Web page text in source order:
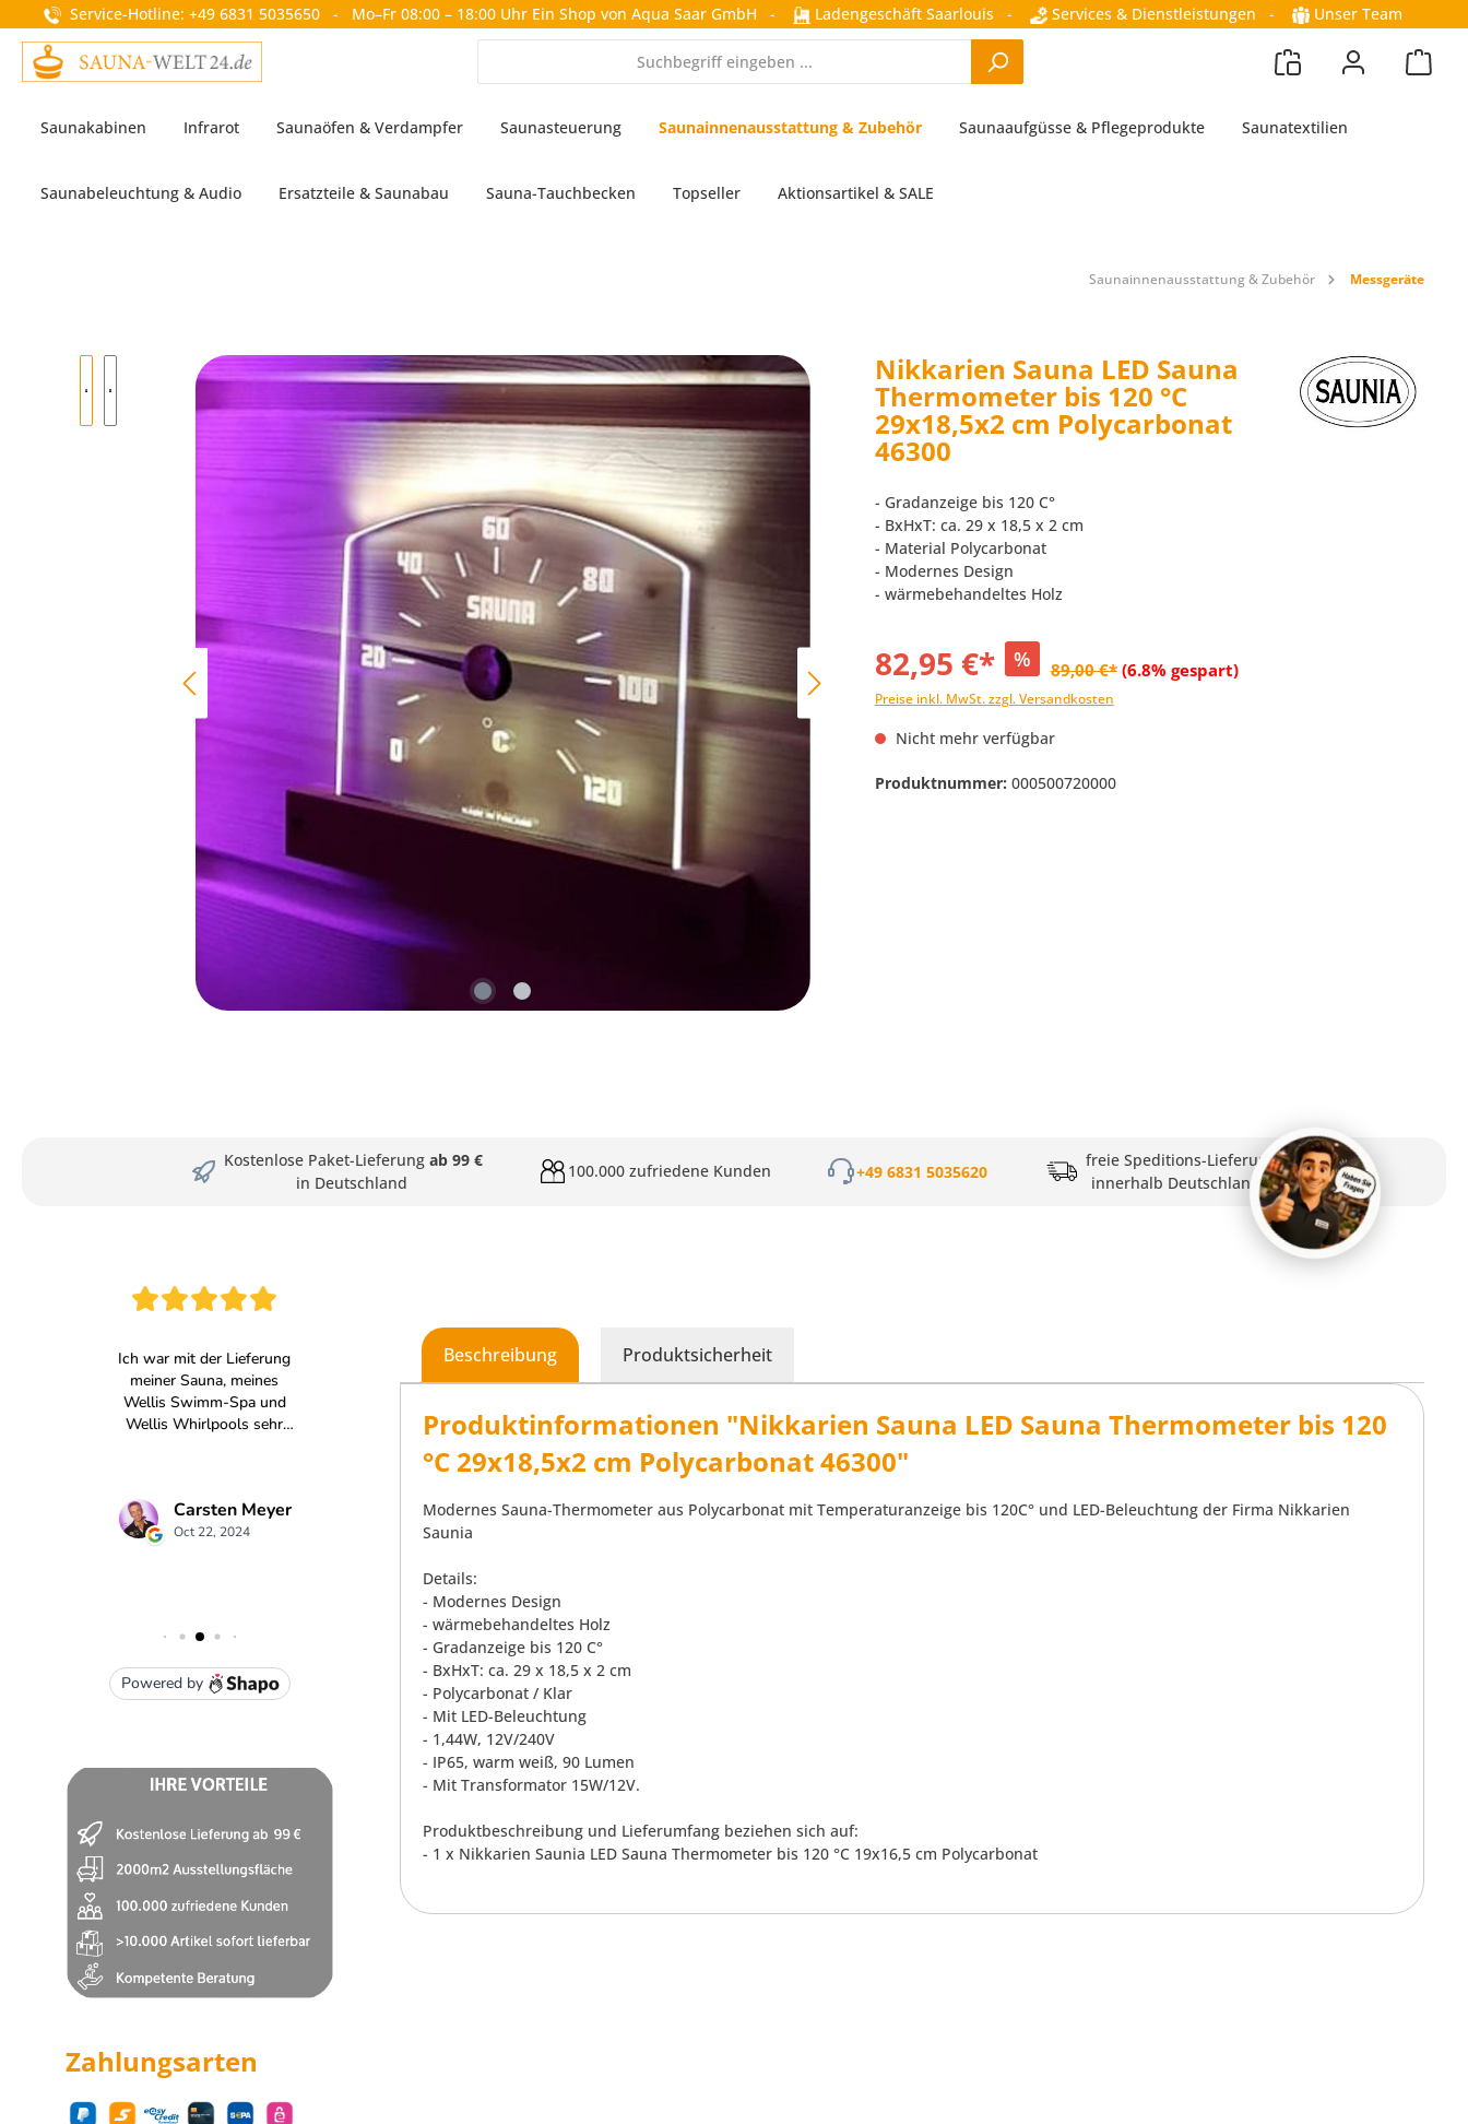
Zur Hauptnavigation springen
Service-Hotline: +49 6831 5035650 - Mo–Fr 08:00 – 18:00 Uhr Ein Shop von Aqua Saar GmbH - Ladengeschäft Saarlouis - Services & Dienstleistungen - Unser Team
Saunakabinen Infrarot Saunaöfen & Verdampfer Saunasteuerung Saunainnenausstattung & Zubehör Saunaaufgüsse & Pflegeprodukte Saunatextilien
Saunabeleuchtung & Audio Ersatzteile & Saunabau Sauna-Tauchbecken Topseller Aktionsartikel & SALE
Saunainnenausstattung & Zubehör Messgeräte
Bildergalerie überspringen Nikkarien Sauna LED Sauna
Thermometer bis 120 °C
29x18,5x2 cm Polycarbonat
46300
- Gradanzeige bis 120 C°
- BxHxT: ca. 29 x 18,5 x 2 cm
- Material Polycarbonat
- Modernes Design
- wärmebehandeltes Holz
82,95 €* % 89,00 €* (6.8% gespart)
Preise inkl. MwSt. zzgl. Versandkosten
Nicht mehr verfügbar
Produktnummer: 000500720000
Kostenlose Paket-Lieferung ab 99 €
in Deutschland
100.000 zufriedene Kunden +49 6831 5035620
freie Speditions-Lieferung
innerhalb Deutschlands
Zahlungsarten
Beschreibung Produktsicherheit
Produktinformationen "Nikkarien Sauna LED Sauna Thermometer bis 120
°C 29x18,5x2 cm Polycarbonat 46300"
Modernes Sauna-Thermometer aus Polycarbonat mit Temperaturanzeige bis 120C° und LED-Beleuchtung der Firma Nikkarien
Saunia
Details:
- Modernes Design
- wärmebehandeltes Holz
- Gradanzeige bis 120 C°
- BxHxT: ca. 29 x 18,5 x 2 cm
- Polycarbonat / Klar
- Mit LED-Beleuchtung
- 1,44W, 12V/240V
- IP65, warm weiß, 90 Lumen
- Mit Transformator 15W/12V.
Produktbeschreibung und Lieferumfang beziehen sich auf:
- 1 x Nikkarien Saunia LED Sauna Thermometer bis 120 °C 19x16,5 cm Polycarbonat